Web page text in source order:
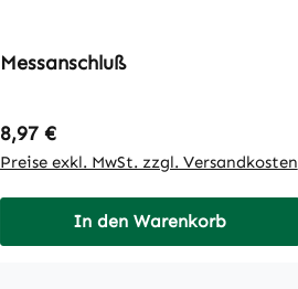
Messanschluß
Regulärer Preis:
8,97 €
Preise exkl. MwSt. zzgl. Versandkosten
In den Warenkorb